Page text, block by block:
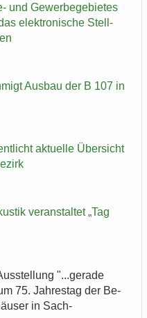
und Ge­wer­be­ge­bie­tes
elek­tro­ni­sche Stell­
Aus­bau der B 107 in
ak­tu­el­le Über­sicht
ver­an­stal­tet „Tag
"...ge­ra­de
75. Jah­res­tag der Be­
in Sach­